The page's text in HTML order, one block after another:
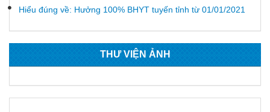
Hiểu đúng về: Hưởng 100% BHYT tuyến tỉnh từ 01/01/2021
THƯ VIỆN ẢNH